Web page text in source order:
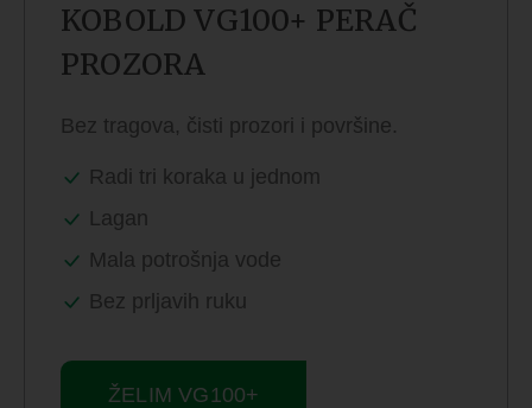
KOBOLD VG100+ PERAČ
PROZORA
Bez tragova, čisti prozori i površine.
Radi tri koraka u jednom
Lagan
Mala potrošnja vode
Bez prljavih ruku
ŽELIM VG100+